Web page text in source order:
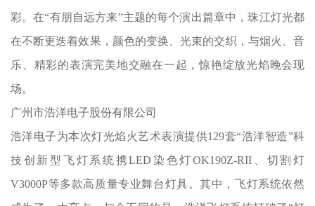
彩。在“有朋自远方来”主题的每个演出篇章中，珠江灯光都
在不断更迭着效果，颜色的变换、光束的交织，与烟火、音
乐、精彩的表演完美地交融在一起，惊艳绽放光焰晚会现
场。
广州市浩洋电子股份有限公司
浩洋电子为本次灯光焰火艺术表演提供129套“浩洋智造”科
技创新型飞灯系统携LED染色灯OK190Z-RII、切割灯
V3000P等多款高质量专业舞台灯具。其中，飞灯系统依然